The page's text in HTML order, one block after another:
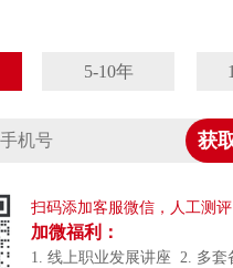
5-10年
获
扫码添加客服微信，人工测评
加微福利：
1. 线上职业发展讲座 2. 多套
丨附2026年报考指南>>>